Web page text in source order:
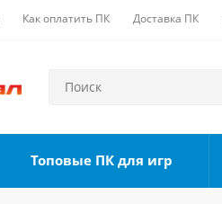
Как оплатить ПК Доставка ПК
Топовые ПК для игр